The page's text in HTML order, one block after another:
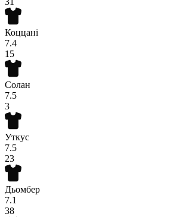
Коццані
7.4
15
Солан
7.5
3
Уткус
7.5
23
Дьомбер
7.1
38